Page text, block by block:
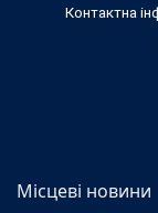
Контактна
Місцеві новини